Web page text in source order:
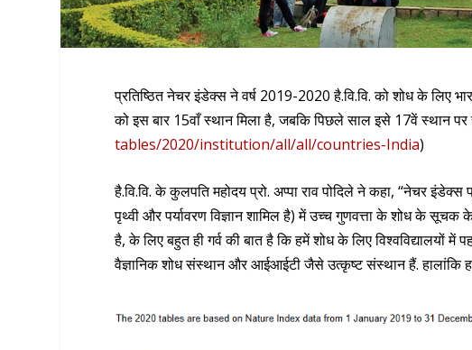
प्रतिष्ठित नेचर इंडेक्स ने वर्ष 2019-2020 है.वि.वि. को शोध के लिए
को इस बार 15वाँ स्थान मिला है, जबकि पिछले साल इसे 17वें स्थान पर
tables/2020/institution/all/all/countries-India)
है.वि.वि. के कुलपति महोदय प्रो. अप्पा राव पोदिले ने कहा, “नेचर इंडेक्स
पृथ्वी और पर्यावरण विज्ञान शामिल है) में उच्च गुणवत्ता के शोध के
है, के लिए बहुत ही गर्व की बात है कि हमें शोध के लिए विश्वविद्यालयों में
वैज्ञानिक शोध संस्थान और आईआईटी जैसे उत्कृष्ट संस्थान हैं. हालांकि